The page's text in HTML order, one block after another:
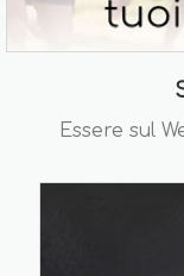
Essere sul